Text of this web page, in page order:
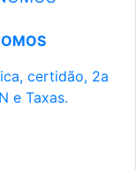
certidão, 2a
e Taxas.